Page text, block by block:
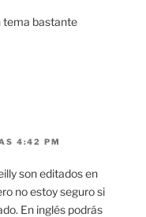
tema bastante
4:42 PM
son editados en
no estoy seguro si
En inglés podrás